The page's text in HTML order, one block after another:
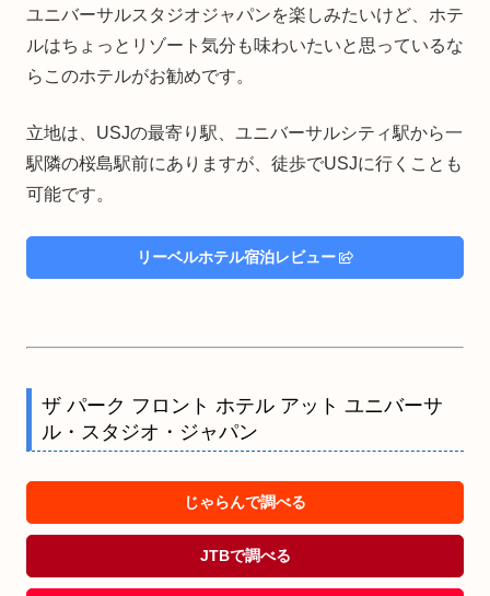
ユニバーサルスタジオジャパンを楽しみたいけど、ホテ
ルはちょっとリゾート気分も味わいたいと思っているな
らこのホテルがお勧めです。
立地は、USJの最寄り駅、ユニバーサルシティ駅から一
駅隣の桜島駅前にありますが、徒歩でUSJに行くことも
可能です。
リーベルホテル宿泊レビュー
ザ パーク フロント ホテル アット ユニバーサ
ル・スタジオ・ジャパン
じゃらんで調べる
JTBで調べる